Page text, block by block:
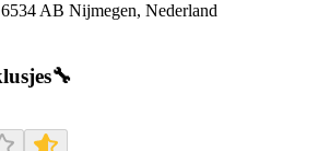
AB Nijmegen, Nederland